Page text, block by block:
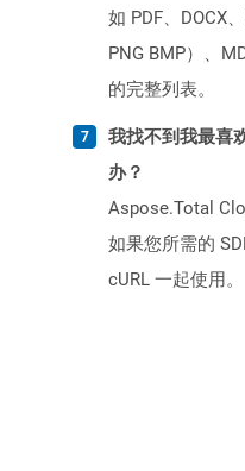
如 PDF、DOCX
PNG BMP）、
的完整列表。
我找不到我最喜
办？
Aspose.Total
如果您所需的
cURL 一起使用。